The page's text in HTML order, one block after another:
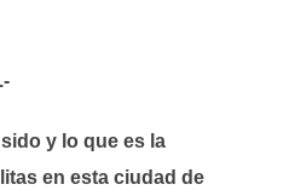
y lo que es la
en esta ciudad de